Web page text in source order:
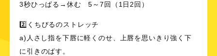
3秒ひっぱる→休む 5～7回（1日2回）
2️⃣くちびるのストレッチ
a)人さし指を下唇に軽くのせ、上唇を思いきり強く下
に引きのばす。